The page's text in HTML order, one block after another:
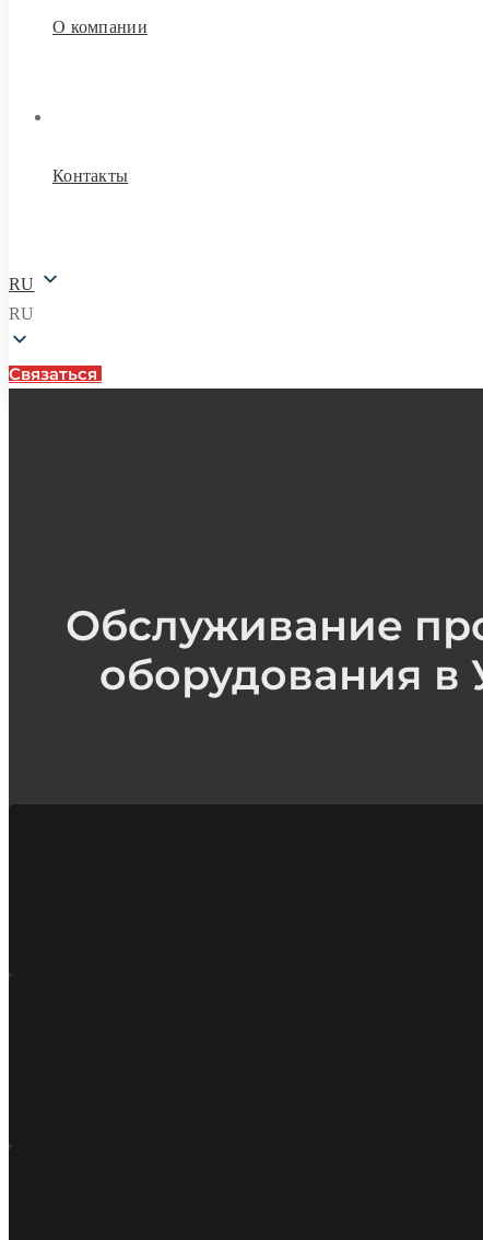
О компании
Контакты
RU
RU
Связаться
Обслуживание
оборудования в